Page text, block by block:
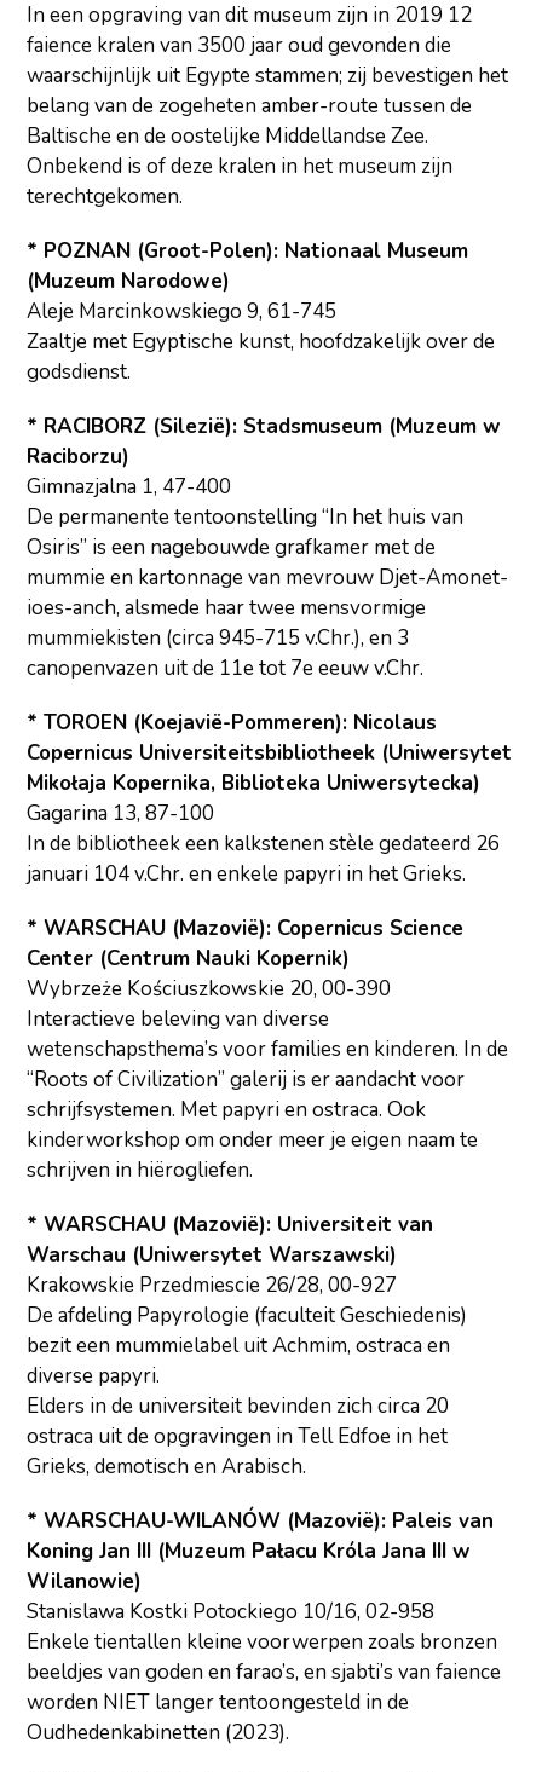
In een opgraving van dit museum zijn in 2019 12
faience kralen van 3500 jaar oud gevonden die
waarschijnlijk uit Egypte stammen; zij bevestigen het
belang van de zogeheten amber-route tussen de
Baltische en de oostelijke Middellandse Zee.
Onbekend is of deze kralen in het museum zijn
terechtgekomen.
* POZNAN (Groot-Polen): Nationaal Museum
(Muzeum Narodowe)
Aleje Marcinkowskiego 9, 61-745
Zaaltje met Egyptische kunst, hoofdzakelijk over de
godsdienst.
* RACIBORZ (Silezië): Stadsmuseum (Muzeum w
Raciborzu)
Gimnazjalna 1, 47-400
De permanente tentoonstelling “In het huis van
Osiris” is een nagebouwde grafkamer met de
mummie en kartonnage van mevrouw Djet-Amonet-
ioes-anch, alsmede haar twee mensvormige
mummiekisten (circa 945-715 v.Chr.), en 3
canopenvazen uit de 11e tot 7e eeuw v.Chr.
* TOROEN (Koejavië-Pommeren): Nicolaus
Copernicus Universiteitsbibliotheek (Uniwersytet
Mikołaja Kopernika, Biblioteka Uniwersytecka)
Gagarina 13, 87-100
In de bibliotheek een kalkstenen stèle gedateerd 26
januari 104 v.Chr. en enkele papyri in het Grieks.
* WARSCHAU (Mazovië): Copernicus Science
Center (Centrum Nauki Kopernik)
Wybrzeże Kościuszkowskie 20, 00-390
Interactieve beleving van diverse
wetenschapsthema’s voor families en kinderen. In de
“Roots of Civilization” galerij is er aandacht voor
schrijfsystemen. Met papyri en ostraca. Ook
kinderworkshop om onder meer je eigen naam te
schrijven in hiërogliefen.
* WARSCHAU (Mazovië): Universiteit van
Warschau (Uniwersytet Warszawski)
Krakowskie Przedmiescie 26/28, 00-927
De afdeling Papyrologie (faculteit Geschiedenis)
bezit een mummielabel uit Achmim, ostraca en
diverse papyri.
Elders in de universiteit bevinden zich circa 20
ostraca uit de opgravingen in Tell Edfoe in het
Grieks, demotisch en Arabisch.
* WARSCHAU-WILANÓW (Mazovië): Paleis van
Koning Jan III (Muzeum Pałacu Króla Jana III w
Wilanowie)
Stanislawa Kostki Potockiego 10/16, 02-958
Enkele tientallen kleine voorwerpen zoals bronzen
beeldjes van goden en farao’s, en sjabti’s van faience
worden NIET langer tentoongesteld in de
Oudhedenkabinetten (2023).